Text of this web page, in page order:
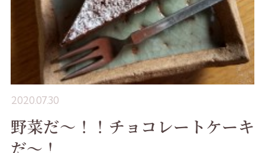
2020.07.30
野菜だ〜！！チョコレートケーキ
だ〜！